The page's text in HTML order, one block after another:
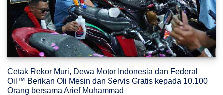
Cetak Rekor Muri, Dewa Motor Indonesia dan Federal
Oil™ Berikan Oli Mesin dan Servis Gratis kepada 10.100
Orang bersama Arief Muhammad